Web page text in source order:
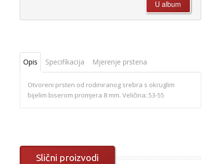
Opis Specifikacija Mjerenje prstena
Otvoreni prsten od rodiniranog srebra s okruglim
bijelim biserom promjera 8 mm. Veličina: 53-55
Slični proizvodi